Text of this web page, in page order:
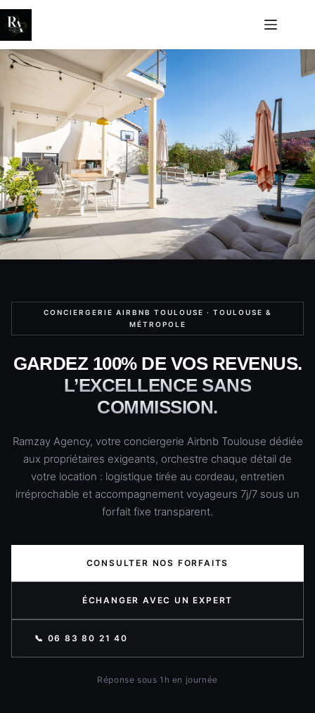
CONCIERGERIE AIRBNB TOULOUSE · TOULOUSE &
MÉTROPOLE
GARDEZ 100% DE VOS REVENUS.
L’EXCELLENCE SANS
COMMISSION.
Ramzay Agency, votre conciergerie Airbnb Toulouse dédiée
aux propriétaires exigeants, orchestre chaque détail de
votre location : logistique tirée au cordeau, entretien
irréprochable et accompagnement voyageurs 7j/7 sous un
forfait fixe transparent.
CONSULTER NOS FORFAITS
ÉCHANGER AVEC UN EXPERT
📞 06 83 80 21 40
Réponse sous 1h en journée